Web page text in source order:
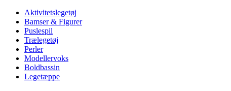
Aktivitetslegetøj
Bamser & Figurer
Puslespil
Trælegetøj
Perler
Modellervoks
Boldbassin
Legetæppe